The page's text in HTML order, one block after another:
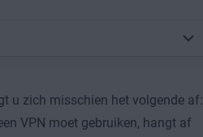
u zich misschien het volgende af:
VPN moet gebruiken, hangt af